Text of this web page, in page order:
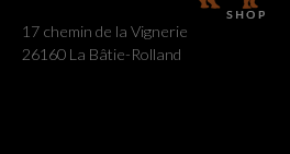
17 chemin de la Vignerie
26160 La Bâtie-Rolland